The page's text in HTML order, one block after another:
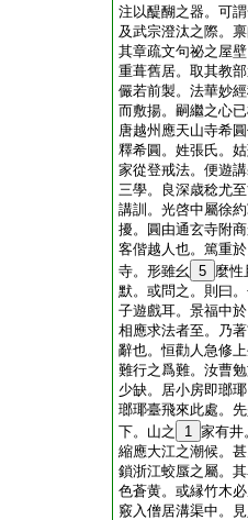
注以醍醐之器。可
及武宗澄汰之際。
其章疏文句祕之屋
重葺舊居。取其教
儼若前製。法華妙
而敷揚。嗣繼之心
唐越州應天山寺希
釋希圓。姓張氏。
家從登戒法。便遊
三學。良深歳稔尤
講訓。光啓中屬徐
擾。圓由通玄寺附
客偕越人也。篤重
寺。形雖幺 5 麼性
默。或問之。則曰
子遊戲耳。景福中
相應求法者至。乃
辭也。恒勸人急修
難行之爲難。汝曹
少缺。居小房即瑯
瑯瑘臺飛來此處。
下。山之
1 家有井
縮應大江之潮候。
鎖浙江蛟蜃之屬。
色蒼黄。或縁竹木
竅入僧居溝渠中。